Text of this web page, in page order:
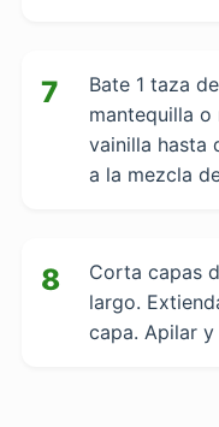
7
Bate 1 taza
mantequilla o
vainilla hasta
a la mezcla
8
Corta capas
largo.
capa. Apilar